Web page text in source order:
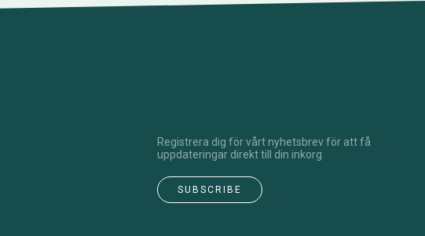
Registrera dig för vårt nyhetsbrev för att få
uppdateringar direkt till din inkorg
SUBSCRIBE